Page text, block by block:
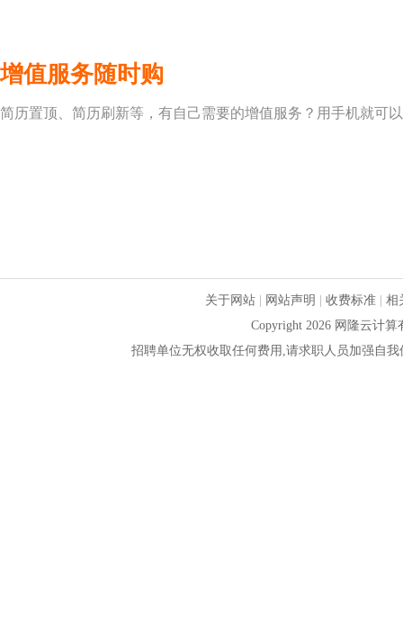
增值服务随时购
简历置顶、简历刷新等，有自己需要的增值服务？用手机就可
关于网站| 网站声明 收费标准| 相
Copyright 2026 网隆云计
招聘单位无权收取任何费用,请求职人员加强自